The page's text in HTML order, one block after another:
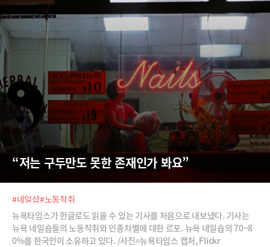
“저는 구두만도 못한 존재인가 봐요”
#네일샵#노동착취
뉴욕타임스가 한글로도 읽을 수 있는 기사를 처음으로 내보냈다. 기사는
뉴욕 네일숍들의 노동착취와 인종차별에 대한 르포. 뉴욕 네일숍의 70~8
0%를 한국인이 소유하고 있다. /사진=뉴욕타임스 캡처, Flickr